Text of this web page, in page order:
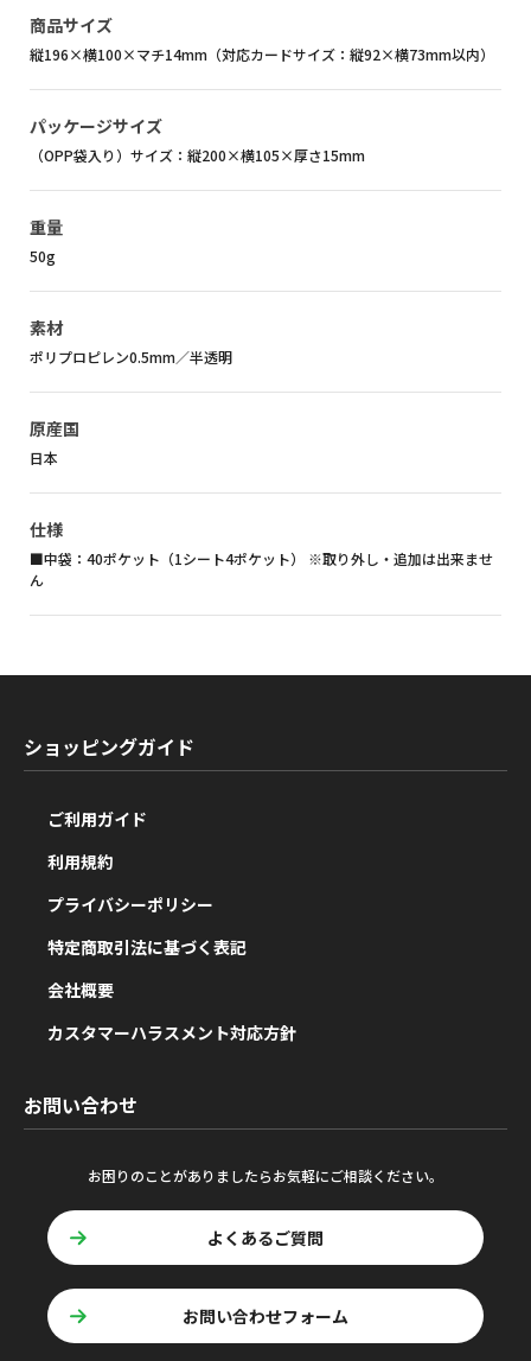
商品サイズ
縦196×横100×マチ14mm（対応カードサイズ：縦92×横73mm以内）
パッケージサイズ
（OPP袋入り）サイズ：縦200×横105×厚さ15mm
重量
50g
素材
ポリプロピレン0.5mm／半透明
原産国
日本
仕様
■中袋：40ポケット（1シート4ポケット） ※取り外し・追加は出来ませ
ん
ショッピングガイド
ご利用ガイド
利用規約
プライバシーポリシー
特定商取引法に基づく表記
会社概要
カスタマーハラスメント対応方針
お問い合わせ
お困りのことがありましたらお気軽にご相談ください。
よくあるご質問
お問い合わせフォーム